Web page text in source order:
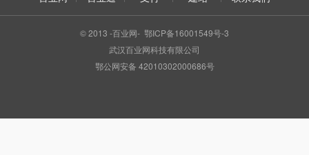
© 2013 -百业网- 鄂ICP备16001549号-3
武汉百业网科技有限公司
鄂公网安备 42010302000686号